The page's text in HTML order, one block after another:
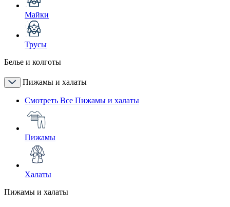
Майки
Трусы
Белье и колготы
Пижамы и халаты
Смотреть Все Пижамы и халаты
Пижамы
Халаты
Пижамы и халаты